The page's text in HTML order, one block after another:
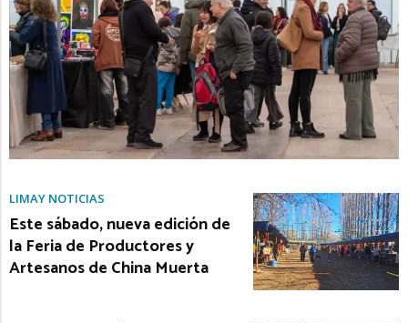
LIMAY NOTICIAS
Este sábado, nueva edición de
la Feria de Productores y
Artesanos de China Muerta